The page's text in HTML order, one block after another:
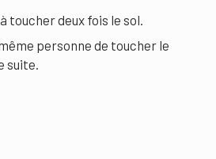
toucher deux fois le sol.
personne de toucher le
suite.